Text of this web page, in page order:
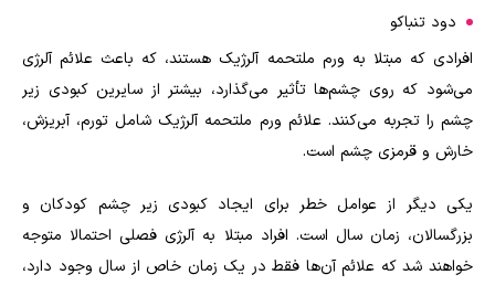
دود تنباکو
افرادی که مبتلا به ورم ملتحمه آلرژیک هستند، که باعث علائم آلرژی
می‌شود که روی چشم‌ها تأثیر می‌گذارد، بیشتر از سایرین کبودی زیر
چشم را تجربه می‌کنند. علائم ورم ملتحمه آلرژیک شامل تورم، آبریزش،
خارش و قرمزی چشم است.
یکی دیگر از عوامل خطر برای ایجاد کبودی زیر چشم کودکان و
بزرگسالان، زمان سال است. افراد مبتلا به آلرژی فصلی احتمالا متوجه
خواهند شد که علائم آن‌ها فقط در یک زمان خاص از سال وجود دارد،